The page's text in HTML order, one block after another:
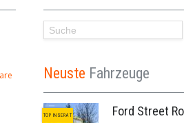
Neuste Fahrzeuge
TOP INSERAT